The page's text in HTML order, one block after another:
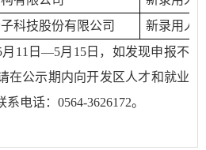
科技股份有限公司
新录用人
月11日—5月15日，如发现申报不
在公示期内向开发区人才和就业
电话：0564-3626172。